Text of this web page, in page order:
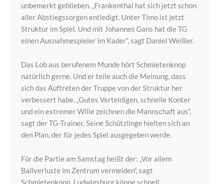
unbemerkt geblieben. „Frankenthal hat sich jetzt schon
aller Abstiegssorgen entledigt. Unter Timo ist jetzt
Struktur im Spiel. Und mit Johannes Gans hat die TG
einen Ausnahmespieler im Kader“, sagt Daniel Weißer.
Das Lob aus berufenem Munde hört Schmietenknop
natürlich gerne. Und er teile auch die Meinung, dass
sich das Auftreten der Truppe von der Struktur her
verbessert habe. „Gutes Verteidigen, schnelle Konter
und ein extremer Wille zeichnen die Mannschaft aus“,
sagt der TG-Trainer. Seine Schützlinge hielten sich an
den Plan, der für jedes Spiel ausgegeben werde.
Für die Partie am Samstag heißt der: „Vor allem
Ballverluste im Zentrum vermeiden“, sagt
Schmietenknop. Ludwigsburg könne schnell